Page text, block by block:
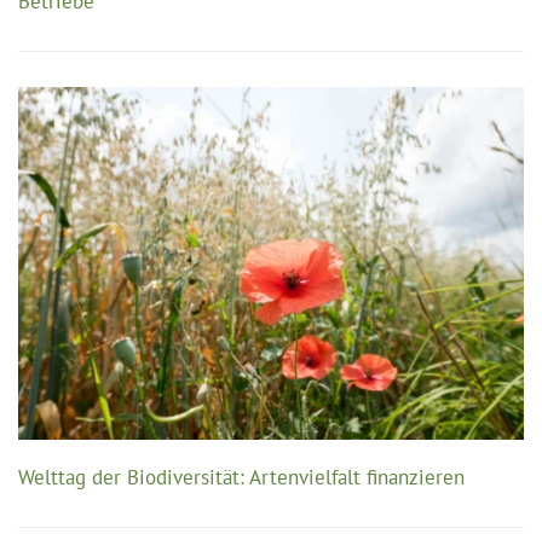
Welttag der Biodiversität: Artenvielfalt finanzieren